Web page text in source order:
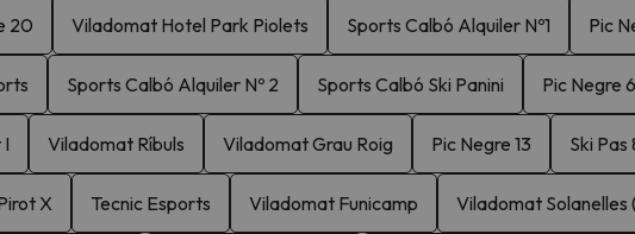
20 Viladomat Hotel Park Piolets Sports Calbó Alquiler Nº1 Pic
Sports Calbó Alquiler Nº 2 Sports Calbó Ski Panini Pic Negre 6
Viladomat Ríbuls Viladomat Grau Roig Pic Negre 13 Ski Pas
X Tecnic Esports Viladomat Funicamp Viladomat Solanelles